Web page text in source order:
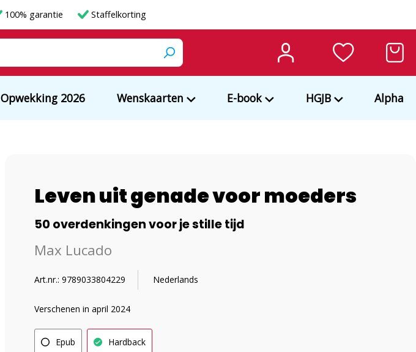
100% garantie Staffelkorting
Opwekking 2026 Wenskaarten E-book HGJB Alpha
Leven uit genade voor moeders
50 overdenkingen voor je stille tijd
Max Lucado
Art.nr.: 9789033804229 Nederlands
Verschenen in april 2024
Epub Hardback